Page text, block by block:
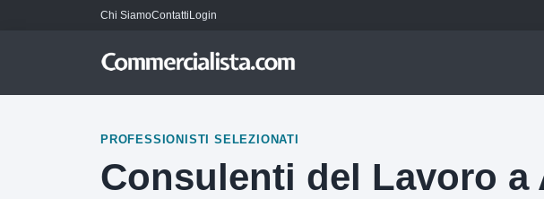
Chi SiamoContattiLogin
PROFESSIONISTI SELEZIONATI
Consulenti del Lavoro a